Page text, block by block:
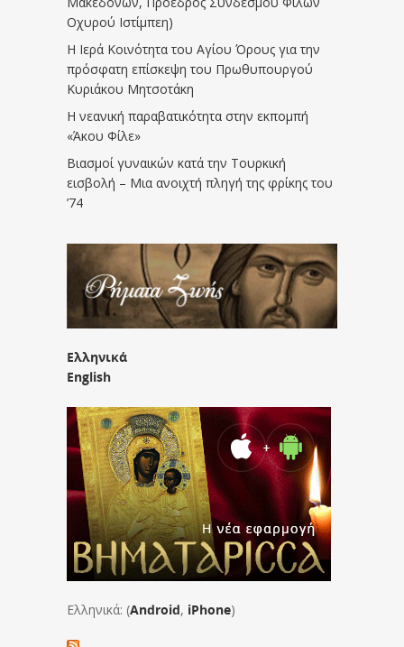
Οχυρού Ιστίμπεη)
Η Ιερά Κοινότητα του Αγίου Όρους για την
πρόσφατη επίσκεψη του Πρωθυπουργού
Κυριάκου Μητσοτάκη
Η νεανική παραβατικότητα στην εκπομπή
«Άκου Φίλε»
Βιασμοί γυναικών κατά την Τουρκική
εισβολή – Μια ανοιχτή πληγή της φρίκης του
’74
Ελληνικά
English
Ελληνικά: (Android, iPhone)